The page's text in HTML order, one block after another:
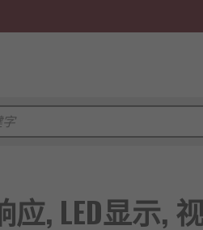
, LED显示,